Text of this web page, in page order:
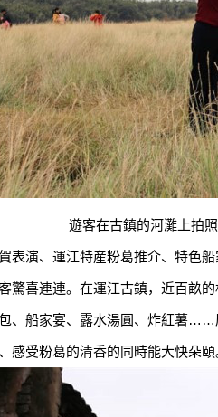
遊客在古鎮的河灘上拍
演、運江特産粉葛推介、特色
驚喜連連。在運江古鎮，近百畝
、船家宴、露水湯圓、炸紅薯
感受粉葛的清香的同時能大快朵頤